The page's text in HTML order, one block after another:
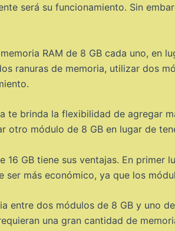
será su funcionamiento. Sin
RAM de 8 GB cada uno, en
ranuras de memoria, utilizar dos
te brinda la flexibilidad de agregar
otro módulo de 8 GB en lugar de
GB tiene sus ventajas. En primer
ser más económico, ya que los
entre dos módulos de 8 GB y uno
una gran cantidad de